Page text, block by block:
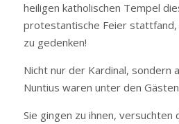
heiligen katholischen Tempel
protestantische Feier
zu gedenken!
Nicht nur der Kardinal, sondern
Nuntius waren unter den
Sie gingen zu ihnen, versuchten